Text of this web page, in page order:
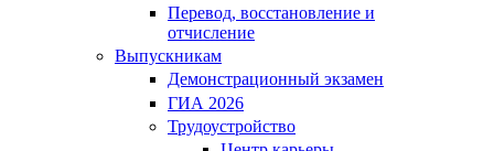
Перевод, восстановление и
отчисление
Выпускникам
Демонстрационный экзамен
ГИА 2026
Трудоустройство